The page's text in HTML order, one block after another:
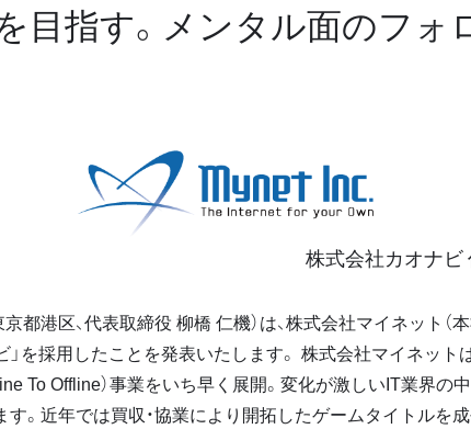
目指す。メンタル面のフォ
株式会社カオナ
都港区、代表取締役 柳橋 仁機）は、株式会社マイネット
」を採用したことを発表いたします。 株式会社マイネット
To Offline）事業をいち早く展開。変化が激しいIT業界の
。近年では買収・協業により開拓したゲームタイトルを